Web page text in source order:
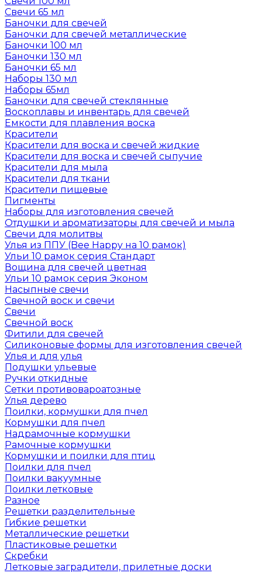
Свечи 65 мл
Баночки для свечей
Баночки для свечей металлические
Баночки 100 мл
Баночки 130 мл
Баночки 65 мл
Наборы 130 мл
Наборы 65мл
Баночки для свечей стеклянные
Воскоплавы и инвентарь для свечей
Емкости для плавления воска
Красители
Красители для воска и свечей жидкие
Красители для воска и свечей сыпучие
Красители для мыла
Красители для ткани
Красители пищевые
Пигменты
Наборы для изготовления свечей
Отдушки и ароматизаторы для свечей и мыла
Свечи для молитвы
Улья из ППУ (Bee Happy на 10 рамок)
Ульи 10 рамок серия Стандарт
Вощина для свечей цветная
Ульи 10 рамок серия Эконом
Насыпные свечи
Свечной воск и свечи
Свечи
Свечной воск
Фитили для свечей
Силиконовые формы для изготовления свечей
Улья и для улья
Подушки ульевые
Ручки откидные
Сетки противовароатозные
Улья дерево
Поилки, кормушки для пчел
Кормушки для пчел
Надрамочные кормушки
Рамочные кормушки
Кормушки и поилки для птиц
Поилки для пчел
Поилки вакуумные
Поилки летковые
Разное
Решетки разделительные
Гибкие решетки
Металлические решетки
Пластиковые решетки
Скребки
Летковые заградители, прилетные доски